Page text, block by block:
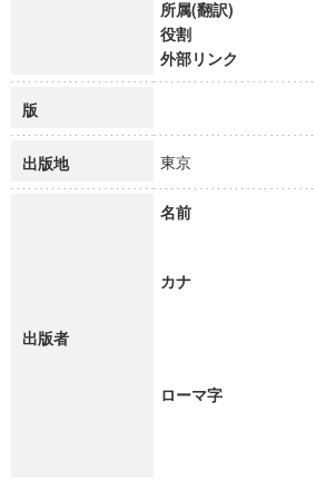
所属(翻訳)
役割
外部リンク
版
出版地 東京
出版者
名前
カナ
ローマ字